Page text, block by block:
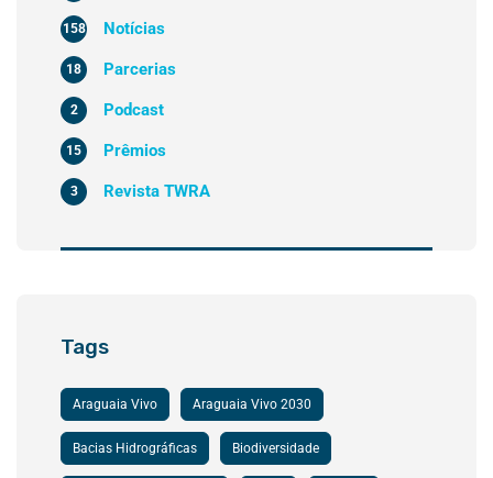
Notícias
158
Parcerias
18
Podcast
2
Prêmios
15
Revista TWRA
3
Tags
Araguaia Vivo Araguaia Vivo 2030
Bacias Hidrográficas Biodiversidade